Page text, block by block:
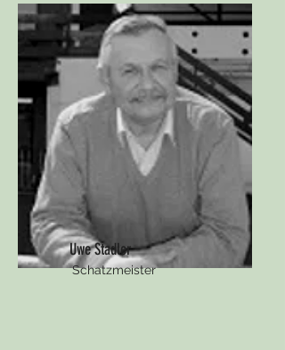
Uwe Stadler
Schatzmeister